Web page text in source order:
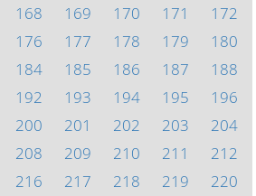
168 169 170 171
172
176 177 178 179
180
184 185 186 187
188
192 193 194 195
196
200 201 202 203
204
208 209 210 211
212
216 217 218 219
220